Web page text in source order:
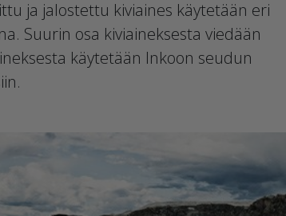
ja jalostettu kiviaines käytetään eri
Suurin osa kiviaineksesta viedään
käytetään Inkoon seudun